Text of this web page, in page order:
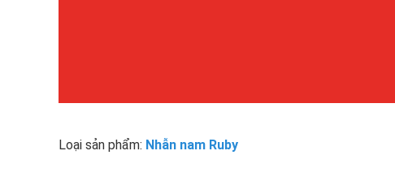
Loại sản phẩm: Nhẫn nam Ruby